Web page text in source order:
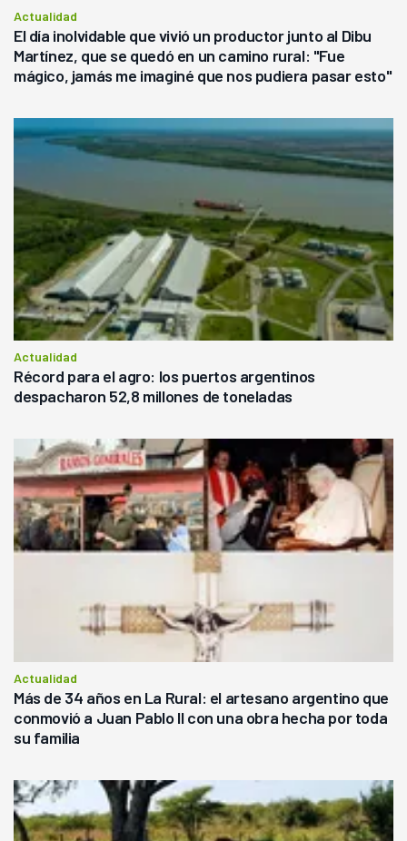
Actualidad
El día inolvidable que vivió un productor junto al Dibu
Martínez, que se quedó en un camino rural: "Fue
mágico, jamás me imaginé que nos pudiera pasar esto"
Actualidad
Récord para el agro: los puertos argentinos
despacharon 52,8 millones de toneladas
Actualidad
Más de 34 años en La Rural: el artesano argentino que
conmovió a Juan Pablo II con una obra hecha por toda
su familia